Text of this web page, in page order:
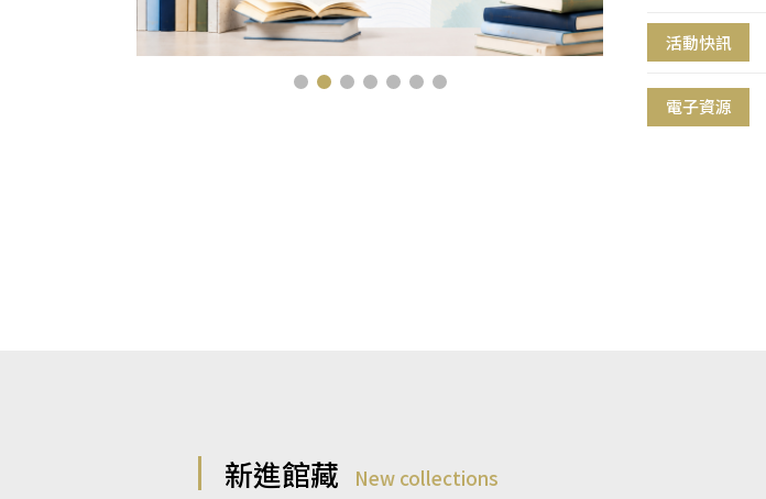
活動快訊
電子資源
新進館藏 New collections